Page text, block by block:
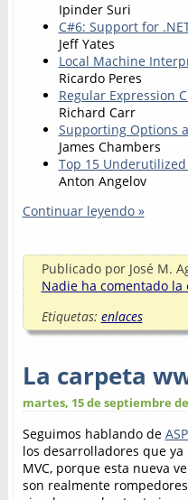
Ipinder Suri
C#6: Support for
Jeff Yates
Local Machine
Ricardo Peres
Regular Expression
Richard Carr
Supporting Options
James Chambers
Top 15
Anton Angelov
Continuar leyendo »
Publicado por José M.
Nadie ha comentado
Etiquetas: enlaces
La carpeta
martes, 15 de septiembre de
Seguimos hablando de
los desarrolladores que ya
MVC, porque esta nueva
son realmente